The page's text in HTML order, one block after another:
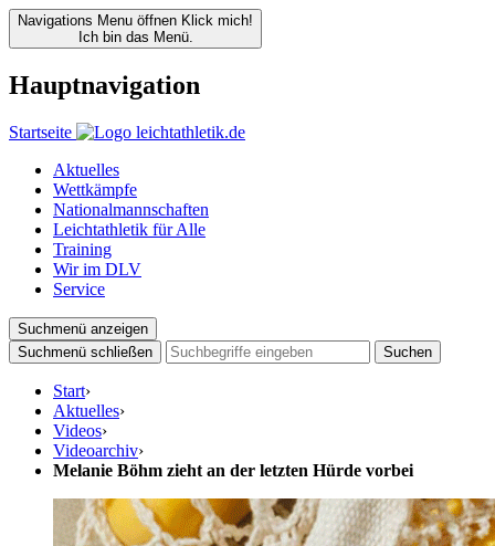
Navigations Menu öffnen Klick mich!
Ich bin das Menü.
Hauptnavigation
Startseite
Aktuelles
Wettkämpfe
Nationalmannschaften
Leichtathletik für Alle
Training
Wir im DLV
Service
Suchmenü anzeigen
Suchmenü schließen
Suchen
Start›
Aktuelles›
Videos›
Videoarchiv›
Melanie Böhm zieht an der letzten Hürde vorbei